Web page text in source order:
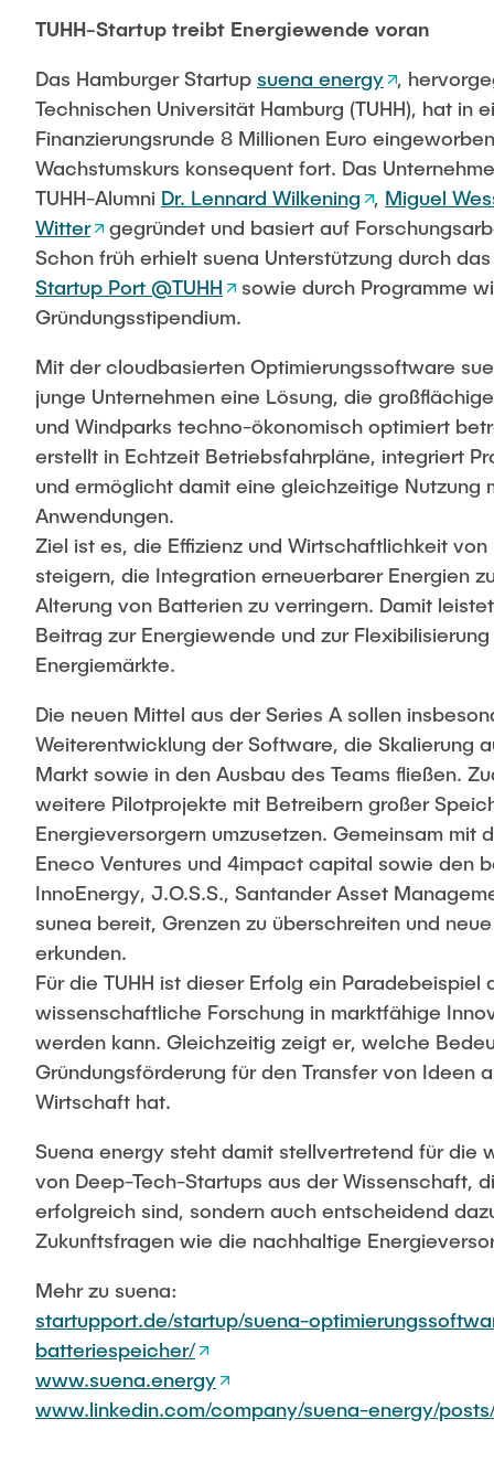
TUHH-Startup treibt Energiewende voran
Das Hamburger Startup suena energy ,
Technischen Universität Hamburg (TUHH), hat in
Finanzierungsrunde 8 Millionen Euro
Wachstumskurs konsequent fort. Das
TUHH-Alumni Dr. Lennard Wilkening , Miguel
Witter
gegründet und basiert auf
Schon früh erhielt suena Unterstützung durch
Startup Port @TUHH
sowie durch Programme
Gründungsstipendium.
Mit der cloudbasierten Optimierungssoftware
junge Unternehmen eine Lösung, die
und Windparks techno-ökonomisch optimiert
erstellt in Echtzeit Betriebsfahrpläne, integriert
und ermöglicht damit eine gleichzeitige Nutzung
Anwendungen.
Ziel ist es, die Effizienz und Wirtschaftlichkeit
steigern, die Integration erneuerbarer Energien
Alterung von Batterien zu verringern. Damit
Beitrag zur Energiewende und zur
Energiemärkte.
Die neuen Mittel aus der Series A sollen
Weiterentwicklung der Software, die Skalierung
Markt sowie in den Ausbau des Teams fließen.
weitere Pilotprojekte mit Betreibern großer
Energieversorgern umzusetzen. Gemeinsam mit
Eneco Ventures und 4impact capital sowie den
InnoEnergy, J.O.S.S., Santander Asset
sunea bereit, Grenzen zu überschreiten und
erkunden.
Für die TUHH ist dieser Erfolg ein Paradebeispiel
wissenschaftliche Forschung in marktfähige
werden kann. Gleichzeitig zeigt er, welche
Gründungsförderung für den Transfer von Ideen
Wirtschaft hat.
Suena energy steht damit stellvertretend für die
von Deep-Tech-Startups aus der Wissenschaft,
erfolgreich sind, sondern auch entscheidend
Zukunftsfragen wie die nachhaltige
Mehr zu suena:
startupport.de/startup/suena-
batteriespeicher/
www.suena.energy
www.linkedin.com/company/suena-energy/